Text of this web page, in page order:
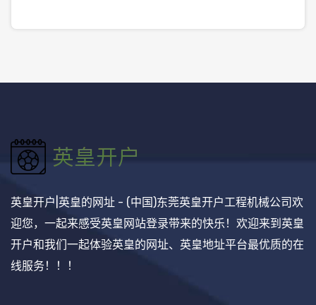
英皇开户|英皇的网址 - (中国)东莞英皇开户工程机械公司欢
迎您，一起来感受英皇网站登录带来的快乐！欢迎来到英皇
开户和我们一起体验英皇的网址、英皇地址平台最优质的在
线服务！！！